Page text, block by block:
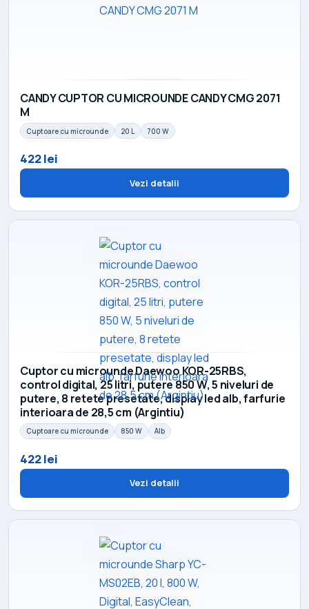
CANDY CUPTOR CU MICROUNDE CANDY CMG 2071
M
Cuptoare cu microunde 20 L 700 W
422 lei
Vezi detalii
Cuptor cu microunde Daewoo KOR-25RBS,
control digital, 25 litri, putere 850 W, 5 niveluri de
putere, 8 retete presetate, display led alb, farfurie
interioara de 28,5 cm (Argintiu)
Cuptoare cu microunde 850 W Alb
422 lei
Vezi detalii